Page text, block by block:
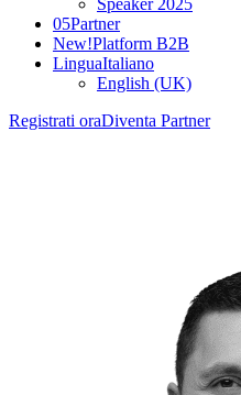
Speaker 2025
05Partner
New!Platform B2B
LinguaItaliano
English (UK)
Registrati oraDiventa Partner